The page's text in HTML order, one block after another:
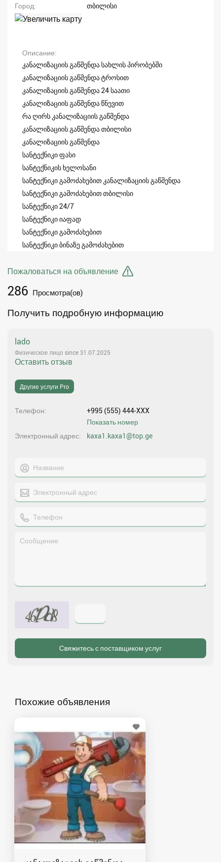
Город თბილისი
Описание
კანალიზაციის გაწმენდა სახლის პირობებში
კანალიზაციის გაწმენდა ტროსით
კანალიზაციის გაწმენდა 24 საათი
კანალიზაციის გაწმენდა წნევით
რა ღირს კანალიზაციის გაწმენდა
კანალიზაციის გაწმენდა თბილისი
კანალიზაციის გაწმენდა
სანტექნიკი ფასი
სანტექნიკის ხელოსანი
სანტექნიკი გამოძახებით კანალიზაციის გაწმენდა
სანტექნიკი გამოძახებით თბილისი
სანტექნიკი 24/7
სანტექნიკი იაფად
სანტექნიკი გამოძახებით
სანტექნიკი ბინაზე გამოძახებით
Пожаловаться на объявление
286 Просмотра(ов)
Получить подробную информацию
lado
Физическое лицо since 31.07.2025
Оставить отзыв
Другие услуги Pro
Телефон
+995 (555) 444-XXX
Показать номер
Электронный адрес
kaxa1.kaxa1@top.ge
Похожие объявления